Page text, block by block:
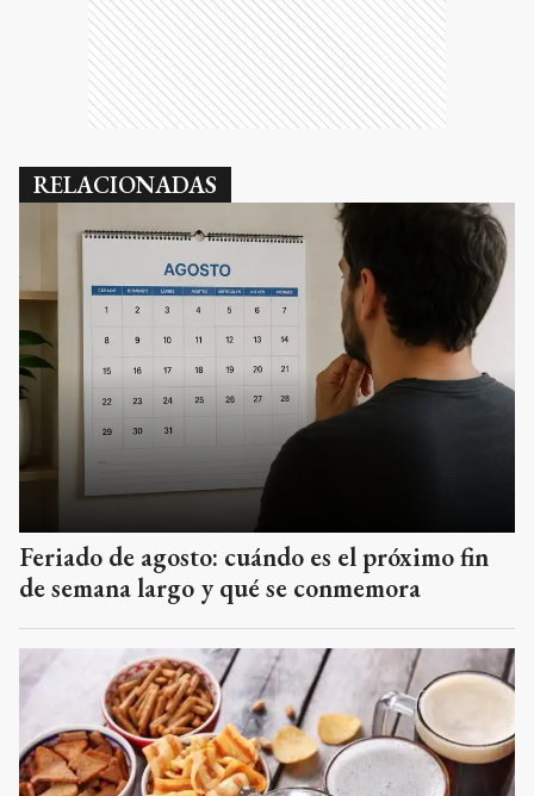
RELACIONADAS
Feriado de agosto: cuándo es el próximo fin
de semana largo y qué se conmemora